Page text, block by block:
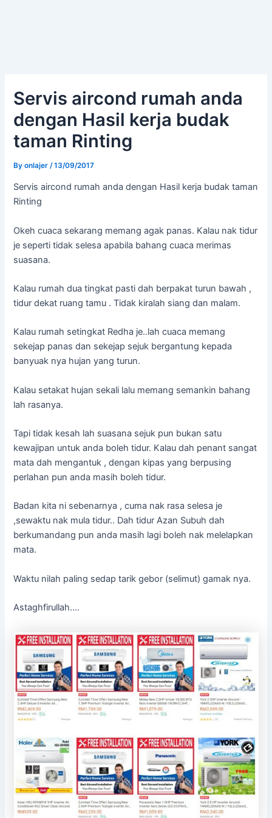
Servis aircond rumah anda
dengan Hasil kerja budak
taman Rinting
Byonlajer /13/09/2017
Servis aircond rumah anda dengan Hasil kerja budak taman
Rinting
Okeh cuaca sekarang memang agak panas. Kalau nak tidur
je seperti tidak selesa apabila bahang cuaca merimas
suasana.
Kalau rumah dua tingkat pasti dah berpakat turun bawah ,
tidur dekat ruang tamu . Tidak kiralah siang dan malam.
Kalau rumah setingkat Redha je..lah cuaca memang
sekejap panas dan sekejap sejuk bergantung kepada
banyuak nya hujan yang turun.
Kalau setakat hujan sekali lalu memang semankin bahang
lah rasanya.
Tapi tidak kesah lah suasana sejuk pun bukan satu
kewajipan untuk anda boleh tidur. Kalau dah penant sangat
mata dah mengantuk , dengan kipas yang berpusing
perlahan pun anda masih boleh tidur.
Badan kita ni sebenarnya , cuma nak rasa selesa je
,sewaktu nak mula tidur.. Dah tidur Azan Subuh dah
berkumandang pun anda masih lagi boleh nak melelapkan
mata.
Waktu nilah paling sedap tarik gebor (selimut) gamak nya.
Astaghfirullah….